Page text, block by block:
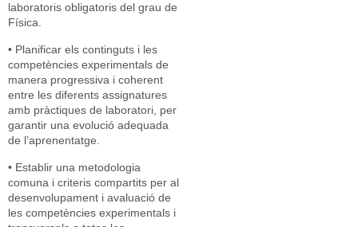
laboratoris obligatoris del grau de
Física.
• Planificar els continguts i les
competències experimentals de
manera progressiva i coherent
entre les diferents assignatures
amb pràctiques de laboratori, per
garantir una evolució adequada
de l’aprenentatge.
• Establir una metodologia
comuna i criteris compartits per al
desenvolupament i avaluació de
les competències experimentals i